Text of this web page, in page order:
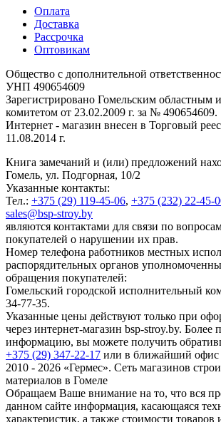
Оплата
Доставка
Рассрочка
Оптовикам
Общество с дополнительной
УНП 490654609
Зарегистрировано Гомельским областным
комитетом от 23.02.2009 г. за № 490654609.
Интернет - магазин внесен в Торговый
11.08.2014 г.
Книга замечаний и (или) предложений
Гомель, ул. Подгорная, 10/2
Указанные контакты:
Тел.: +375 (29) 119-45-06, +375 (232) 22-45-
sales@bsp-stroy.by
являются контактами для связи по
покупателей о нарушении их прав.
Номер телефона работников местных
распорядительных органов
обращения покупателей:
Гомельский городской исполнительный
34-77-35.
Указанные цены действуют только при
через интернет-магазин bsp-stroy.by. Более
информацию, вы можете получить
+375 (29) 347-22-17 или в ближайший офис
2010 - 2026 «Гермес». Сеть магазинов
материалов в Гомеле
Обращаем Ваше внимание на то, что вся
данном сайте информация, касающаяся
характеристик, а также стоимости товаров